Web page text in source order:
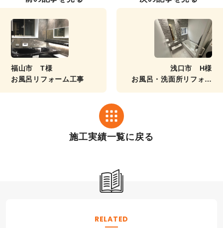
福山市 T様
お風呂リフォーム工事
施工実績一覧に戻る
浅口市 H様
お風呂・洗面所リフォー
RELATED